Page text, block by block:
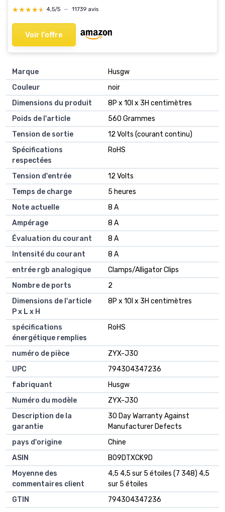
Encore 1) - 12V 800mA [ Junior ]
★★★★★
★★★★★ 4,5/5 — 11739 avis
Voir l'offre
Marque
Husgw
Couleur
noir
Dimensions du produit
8P x 10l x 3H centimètres
Poids de l'article
560 Grammes
Tension de sortie
12 Volts (courant continu)
Spécifications
respectées
RoHS
Tension d'entrée
12 Volts
Temps de charge
5 heures
Note actuelle
8 A
Ampérage
8 A
Évaluation du courant
8 A
Intensité du courant
8 A
entrée rgb analogique
Clamps/Alligator Clips
Nombre de ports
2
Dimensions de l'article
P x L x H
8P x 10l x 3H centimètres
spécifications
énergétique remplies
RoHS
numéro de pièce
ZYX-J30
UPC
794304347236
fabriquant
Husgw
Numéro du modèle
ZYX-J30
Description de la
garantie
30 Day Warranty Against
Manufacturer Defects
pays d'origine
Chine
ASIN
B09DTXCK9D
Moyenne des
commentaires client
4,5 4,5 sur 5 étoiles (7 348) 4,5
sur 5 étoiles
GTIN
794304347236